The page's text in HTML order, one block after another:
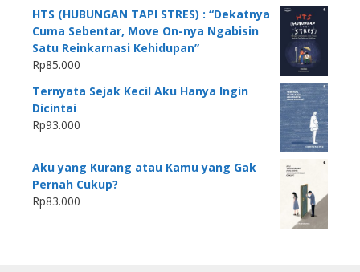
HTS (HUBUNGAN TAPI STRES) : “Dekatnya
Cuma Sebentar, Move On-nya Ngabisin
Satu Reinkarnasi Kehidupan”
Rp85.000
Ternyata Sejak Kecil Aku Hanya Ingin
Dicintai
Rp93.000
Aku yang Kurang atau Kamu yang Gak
Pernah Cukup?
Rp83.000